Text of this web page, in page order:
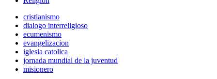
cristianismo
dialogo interreligioso
ecumenismo
evangelizacion
iglesia catolica
jornada mundial de la juventud
misionero